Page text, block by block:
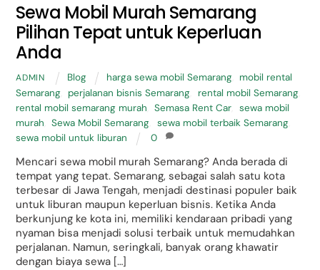
Sewa Mobil Murah Semarang
Pilihan Tepat untuk Keperluan
Anda
ADMIN Blog harga sewa mobil Semarang
mobil rental
Semarang
perjalanan bisnis Semarang rental mobil Semarang,
rental mobil semarang murah
Semasa Rent Car
sewa mobil
murah
Sewa Mobil Semarang sewa mobil terbaik Semarang,
sewa mobil untuk liburan
0
Mencari sewa mobil murah Semarang? Anda berada di
tempat yang tepat. Semarang, sebagai salah satu kota
terbesar di Jawa Tengah, menjadi destinasi populer baik
untuk liburan maupun keperluan bisnis. Ketika Anda
berkunjung ke kota ini, memiliki kendaraan pribadi yang
nyaman bisa menjadi solusi terbaik untuk memudahkan
perjalanan. Namun, seringkali, banyak orang khawatir
dengan biaya sewa […]